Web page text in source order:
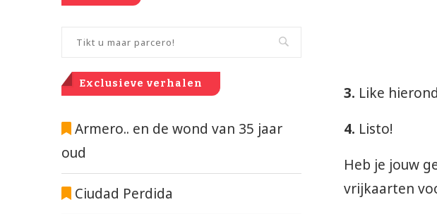
3. Like
4. Listo!
Heb je jouw
vrijkaarten
Exclusieve verhalen
Armero.. en de wond van 35 jaar
oud
Ciudad Perdida